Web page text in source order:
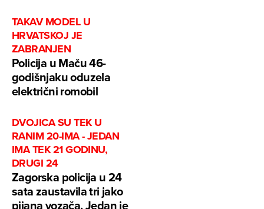
TAKAV MODEL U
HRVATSKOJ JE
ZABRANJEN
Policija u Maču 46-
godišnjaku oduzela
električni romobil
DVOJICA SU TEK U
RANIM 20-IMA - JEDAN
IMA TEK 21 GODINU,
DRUGI 24
Zagorska policija u 24
sata zaustavila tri jako
pijana vozača. Jedan je